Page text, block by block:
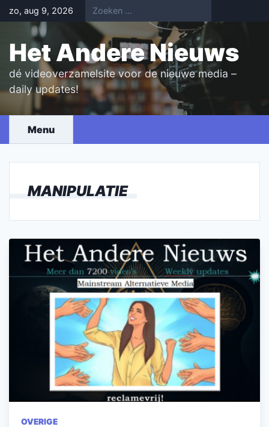
Skip
to
content
zo, aug 9, 2026
Het Andere Nieuws
dé videoverzamelsite voor de nieuwe media –
daily updates!
Menu
MANIPULATIE
OVERIGE